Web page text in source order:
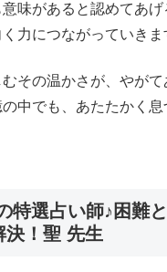
味があると認めてあ
力につながっていきま
その温かさが、やが
中でも、あたたかく
特選占い師♪困難
決！聖 先生